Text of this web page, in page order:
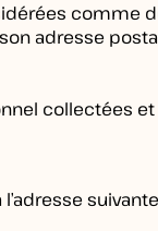
adresse
collectées et